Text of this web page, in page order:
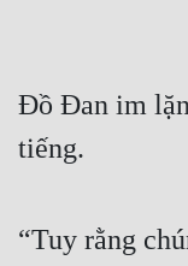
Xa Lộ Dịch
Cạnh Kỹ
Đồ Đan im
tiếng.
“Tuy rằng